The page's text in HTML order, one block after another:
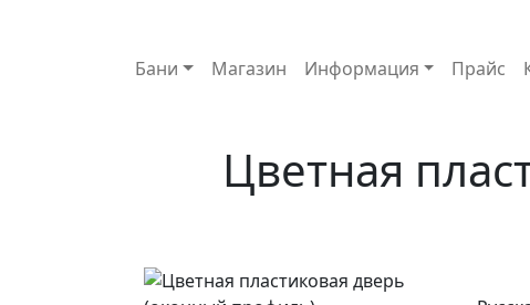
Основная навигация
Бани Магазин Информация Прайс
Цветная